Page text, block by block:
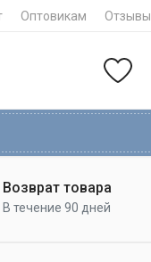
Оптовикам Отзывы
Возврат товара
В течение 90 дней